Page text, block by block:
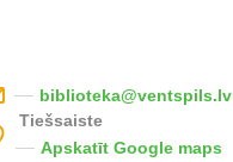
biblioteka@ventspils.lv
Tiešsaiste
Apskatīt Google maps